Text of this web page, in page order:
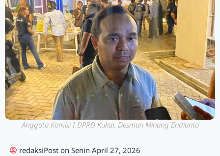
Anggota Komisi I DPRD Kukar, Desman Minang Endianto
redaksiPost on Senin April 27, 2026